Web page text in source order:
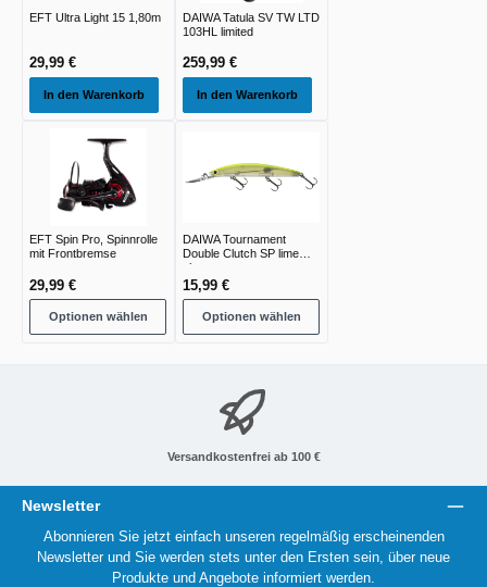
EFT Ultra Light 15 1,80m
29,99 €
In den Warenkorb
DAIWA Tatula SV TW LTD
103HL limited
259,99 €
In den Warenkorb
EFT Spin Pro, Spinnrolle
mit Frontbremse
29,99 €
Optionen wählen
DAIWA Tournament
Double Clutch SP lime
chart
15,99 €
Optionen wählen
Versandkostenfrei ab 100 €
Newsletter
Abonnieren Sie jetzt einfach unseren regelmäßig erscheinenden
Newsletter und Sie werden stets unter den Ersten sein, über neue
Produkte und Angebote informiert werden.